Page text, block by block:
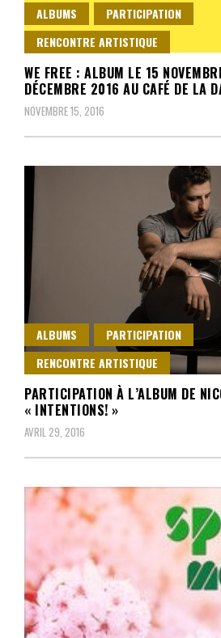
ALBUMS
PARTICIPATION
RENCONTRE ARTISTIQUE
WE FREE : ALBUM LE 15
DÉCEMBRE 2016 AU CAFÉ DE LA
NOVEMBRE 15, 2016
ALBUMS
PARTICIPATION
RENCONTRE ARTISTIQUE
PARTICIPATION À L’ALBUM DE
« INTENTIONS! »
AVRIL 29, 2016